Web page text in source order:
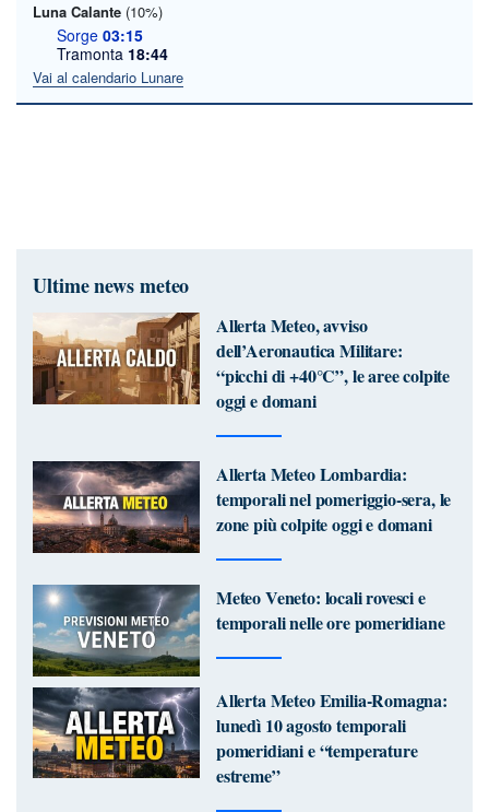
Luna Calante (10%)
Sorge 03:15
Tramonta 18:44
Vai al calendario Lunare
Ultime news meteo
Allerta Meteo, avviso
dell’Aeronautica Militare:
“picchi di +40°C”, le aree colpite
oggi e domani
Allerta Meteo Lombardia:
temporali nel pomeriggio-sera, le
zone più colpite oggi e domani
Meteo Veneto: locali rovesci e
temporali nelle ore pomeridiane
Allerta Meteo Emilia-Romagna:
lunedì 10 agosto temporali
pomeridiani e “temperature
estreme”